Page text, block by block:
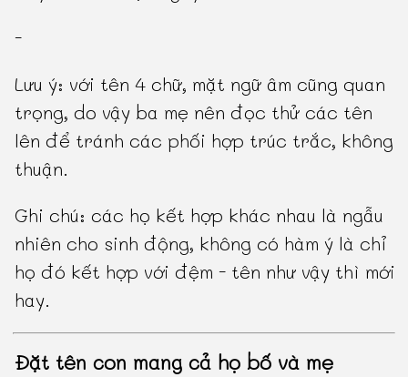
-
Lưu ý: với tên 4 chữ, mặt ngữ âm cũng quan
trọng, do vậy ba mẹ nên đọc thử các tên
lên để tránh các phối hợp trúc trắc, không
thuận.
Ghi chú: các họ kết hợp khác nhau là ngẫu
nhiên cho sinh động, không có hàm ý là chỉ
họ đó kết hợp với đệm - tên như vậy thì mới
hay.
Đặt tên con mang cả họ bố và mẹ